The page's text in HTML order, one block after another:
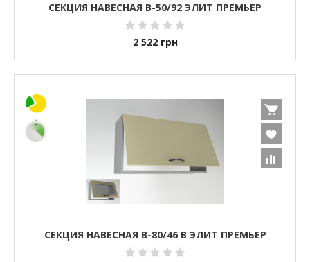
СЕКЦИЯ НАВЕСНАЯ В-50/92 ЭЛИТ ПРЕМЬЕР
2 522 грн
СЕКЦИЯ НАВЕСНАЯ В-80/46 В ЭЛИТ ПРЕМЬЕР